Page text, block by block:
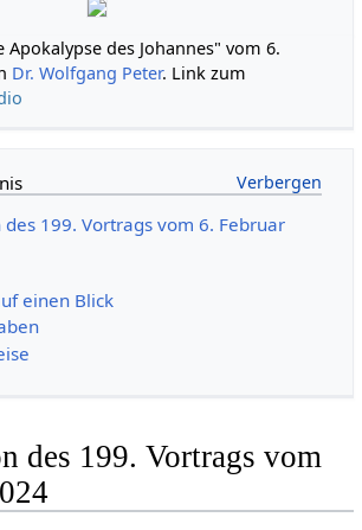
Apokalypse des Johannes" vom 6.
Dr. Wolfgang Peter. Link zum
199. Vortrags vom 6. Februar
einen Blick
des 199. Vortrags vom